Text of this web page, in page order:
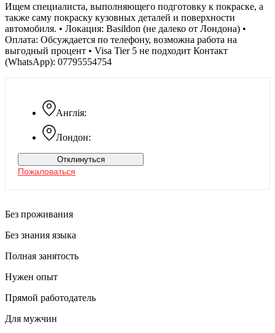
Англія:
Лондон:
Отклинуться
Пожаловаться
Ищем специалиста, выполняющего подготовку к покраске, а
также саму покраску кузовных деталей и поверхности
автомобиля. • Локация: Basildon (не далеко от Лондона) •
Оплата: Обсуждается по телефону, возможна работа на
выгодный процент • Visa Tier 5 не подходит Контакт
(WhatsApp): 07795554754
Без проживания
Без знания языка
Полная занятость
Нужен опыт
Прямой работодатель
Для мужчин